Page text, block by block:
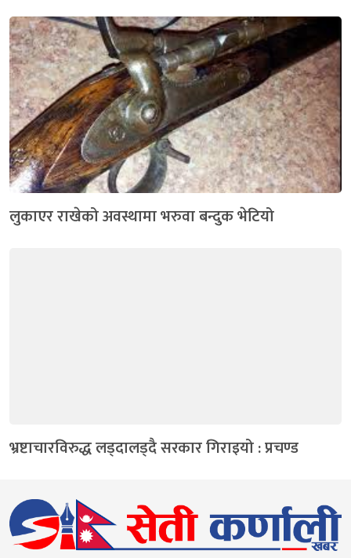
लुकाएर राखेको अवस्थामा भरुवा बन्दुक भेटियो
भ्रष्टाचारविरुद्ध लड्दालड्दै सरकार गिराइयो : प्रचण्ड